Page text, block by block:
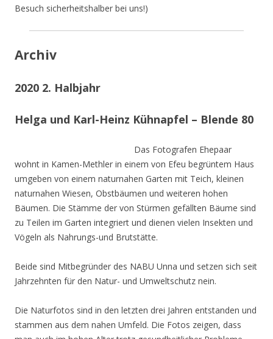
Besuch sicherheitshalber bei uns!)
Archiv
2020 2. Halbjahr
Helga und Karl-Heinz Kühnapfel – Blende 80
Das Fotografen Ehepaar
wohnt in Kamen-Methler in einem von Efeu begrüntem Haus
umgeben von einem naturnahen Garten mit Teich, kleinen
naturnahen Wiesen, Obstbäumen und weiteren hohen
Bäumen. Die Stämme der von Stürmen gefällten Bäume sind
zu Teilen im Garten integriert und dienen vielen Insekten und
Vögeln als Nahrungs-und Brutstätte.
Beide sind Mitbegründer des NABU Unna und setzen sich seit
Jahrzehnten für den Natur- und Umweltschutz nein.
Die Naturfotos sind in den letzten drei Jahren entstanden und
stammen aus dem nahen Umfeld. Die Fotos zeigen, dass